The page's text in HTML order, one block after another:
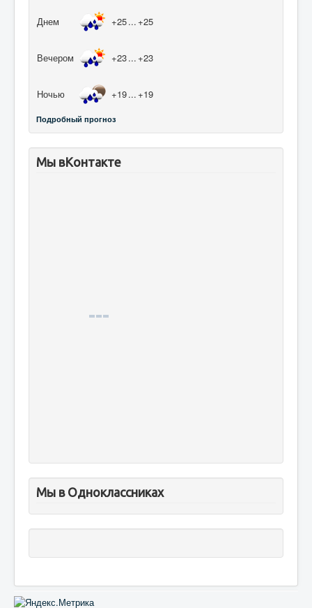
Днем +25... +25
Вечером +23... +23
Ночью +19... +19
Подробный прогноз
Мы вКонтакте
Мы в Одноклассниках